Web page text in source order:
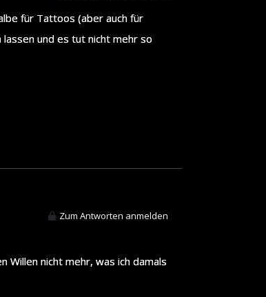
für Tattoos (aber auch für
und es tut nicht mehr so
Zum Antworten anmelden
Willen nicht mehr, was ich damals